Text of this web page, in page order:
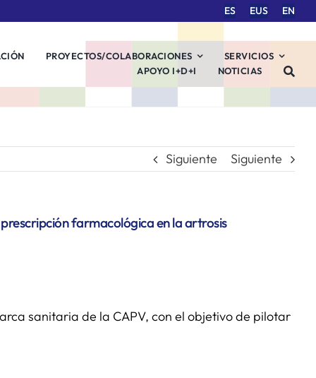
ES EUS EN
PROYECTOS/COLABORACIONES
SERVICIOS
APOYO I+D+I
NOTICIAS
Siguiente Siguiente
farmacológica en la artrosis
sanitaria de la CAPV, con el objetivo de pilotar